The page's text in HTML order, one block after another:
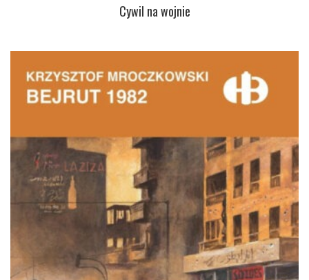
Cywil na wojnie